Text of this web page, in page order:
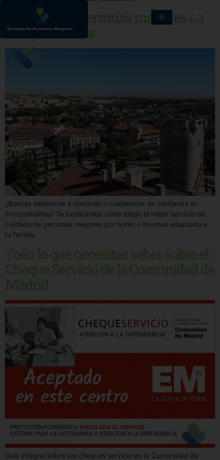
Cuidados de personas mayores en
Arroyomolinos
¿Buscas asistencia a domicilio o cuidadoras de confianza en
Arroyomolinos? Te explicamos cómo elegir el mejor servicio de
cuidado de personas mayores por horas o internas adaptado a
tu familia.
Guía integral sobre los cheques servicio en la Comunidad de